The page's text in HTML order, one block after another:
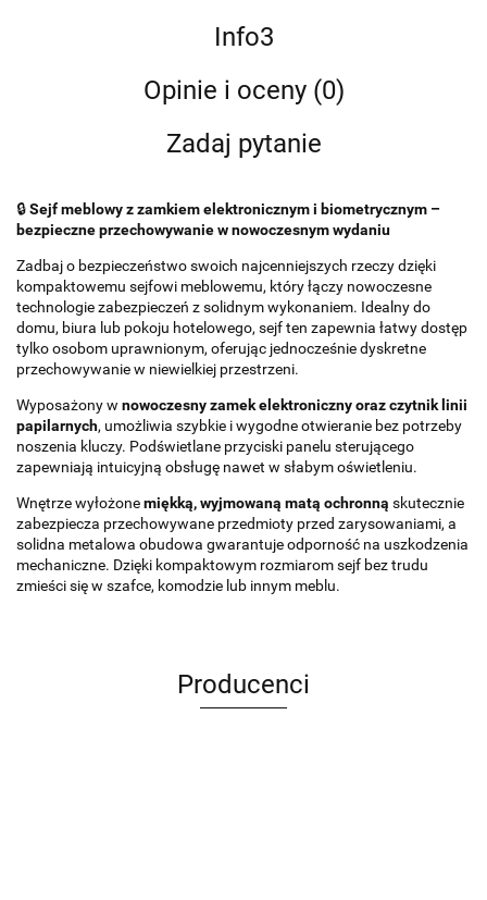
Info3
Opinie i oceny (0)
Zadaj pytanie
🔒Sejf meblowy z zamkiem elektronicznym i biometrycznym –
bezpieczne przechowywanie w nowoczesnym wydaniu
Zadbaj o bezpieczeństwo swoich najcenniejszych rzeczy dzięki
kompaktowemu sejfowi meblowemu, który łączy nowoczesne
technologie zabezpieczeń z solidnym wykonaniem. Idealny do
domu, biura lub pokoju hotelowego, sejf ten zapewnia łatwy dostęp
tylko osobom uprawnionym, oferując jednocześnie dyskretne
przechowywanie w niewielkiej przestrzeni.
Wyposażony w nowoczesny zamek elektroniczny oraz czytnik linii
papilarnych, umożliwia szybkie i wygodne otwieranie bez potrzeby
noszenia kluczy. Podświetlane przyciski panelu sterującego
zapewniają intuicyjną obsługę nawet w słabym oświetleniu.
Wnętrze wyłożonemiękką, wyjmowaną matą ochronną skutecznie
zabezpiecza przechowywane przedmioty przed zarysowaniami, a
solidna metalowa obudowa gwarantuje odporność na uszkodzenia
mechaniczne. Dzięki kompaktowym rozmiarom sejf bez trudu
zmieści się w szafce, komodzie lub innym meblu.
Producenci